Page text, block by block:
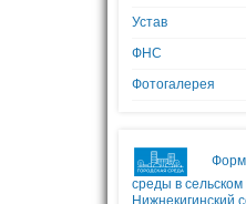
Устав
ФНС
Фотогалерея
среды в
Нижнекигинский